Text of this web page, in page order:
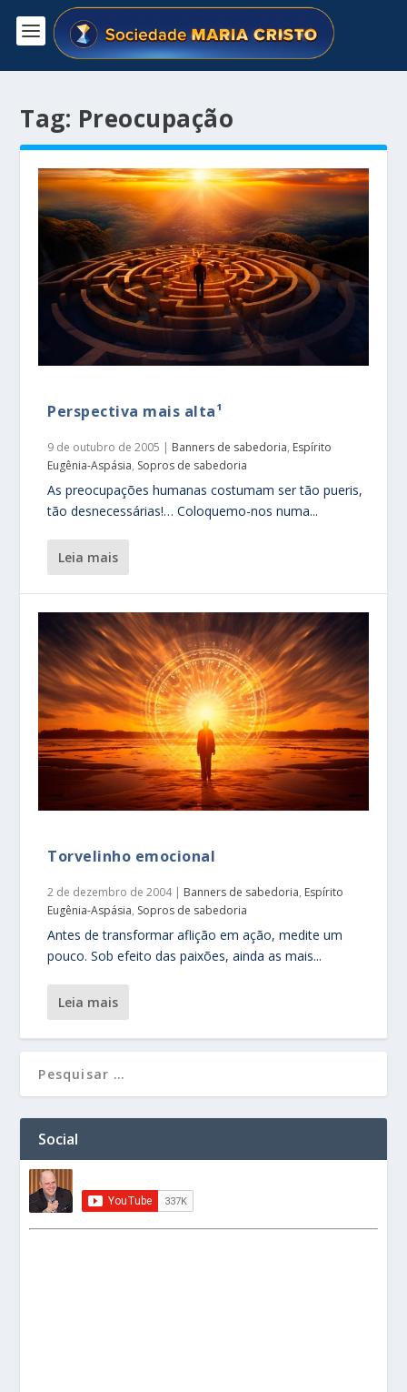
Tag: Preocupação
Perspectiva mais alta¹
9 de outubro de 2005 | Banners de sabedoria, Espírito
Eugênia-Aspásia, Sopros de sabedoria
As preocupações humanas costumam ser tão pueris,
tão desnecessárias!… Coloquemo-nos numa...
leia mais
Torvelinho emocional
2 de dezembro de 2004| Banners de sabedoria, Espírito
Eugênia-Aspásia, Sopros de sabedoria
Antes de transformar aflição em ação, medite um
pouco. Sob efeito das paixões, ainda as mais...
leia mais
Social